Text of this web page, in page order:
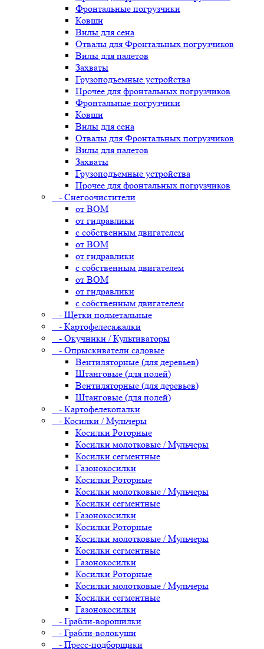
Фронтальные погрузчики
Ковши
Вилы для сена
Отвалы для Фронтальных погрузчиков
Вилы для палетов
Захваты
Грузоподъемные устройства
Прочее для фронтальных погрузчиков
Фронтальные погрузчики
Ковши
Вилы для сена
Отвалы для Фронтальных погрузчиков
Вилы для палетов
Захваты
Грузоподъемные устройства
Прочее для фронтальных погрузчиков
- Снегоочистители
от ВОМ
от гидравлики
с собственным двигателем
от ВОМ
от гидравлики
с собственным двигателем
от ВОМ
от гидравлики
с собственным двигателем
- Щётки подметальные
- Картофелесажалки
- Окучники / Культиваторы
- Опрыскиватели садовые
Вентиляторные (для деревьев)
Штанговые (для полей)
Вентиляторные (для деревьев)
Штанговые (для полей)
- Картофелекопалки
- Косилки / Мульчеры
Косилки Роторные
Косилки молотковые / Мульчеры
Косилки сегментные
Газонокосилки
Косилки Роторные
Косилки молотковые / Мульчеры
Косилки сегментные
Газонокосилки
Косилки Роторные
Косилки молотковые / Мульчеры
Косилки сегментные
Газонокосилки
Косилки Роторные
Косилки молотковые / Мульчеры
Косилки сегментные
Газонокосилки
- Грабли-ворошилки
- Грабли-волокуши
- Пресс-подборщики